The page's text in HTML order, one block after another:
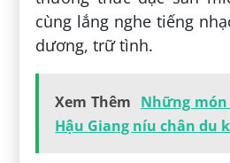
cùng lắng nghe tiếng
dương, trữ tình.
Xem Thêm Những món
Hậu Giang níu chân du